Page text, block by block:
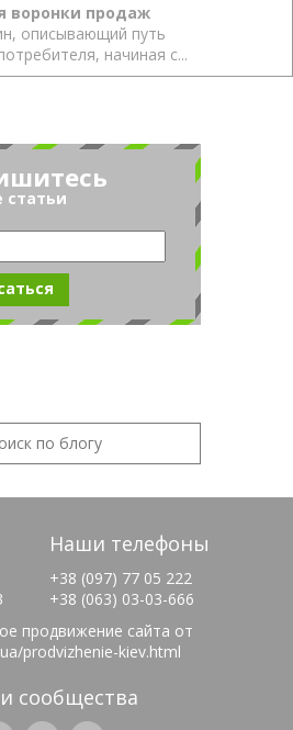
воронки продаж
описывающий путь
начиная с...
статьи
Наши телефоны
+38 (097) 77 05 222
+38 (063) 03-03-666
продвижение сайта от
prodvizhenie-kiev.html
сообщества